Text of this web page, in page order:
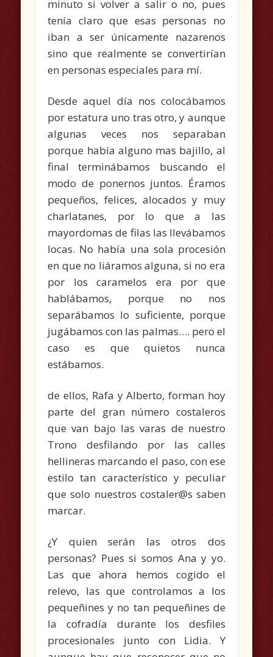
minuto si volver a salir o no, pues
tenía claro que esas personas no
iban a ser únicamente nazarenos
sino que realmente se convertirían
en personas especiales para mí.
Desde aquel día nos colocábamos
por estatura uno tras otro, y aunque
algunas veces nos separaban
porque había alguno mas bajillo, al
final terminábamos buscando el
modo de ponernos juntos. Éramos
pequeños, felices, alocados y muy
charlatanes, por lo que a las
mayordomas de filas las llevábamos
locas. No había una sola procesión
en que no liáramos alguna, si no era
por los caramelos era por que
hablábamos, porque no nos
separábamos lo suficiente, porque
jugábamos con las palmas…. pero el
caso es que quietos nunca
estábamos.
de ellos, Rafa y Alberto, forman hoy
parte del gran número costaleros
que van bajo las varas de nuestro
Trono desfilando por las calles
hellineras marcando el paso, con ese
estilo tan característico y peculiar
que solo nuestros costaler@s saben
marcar.
¿Y quien serán las otros dos
personas? Pues si somos Ana y yo.
Las que ahora hemos cogido el
relevo, las que controlamos a los
pequeñines y no tan pequeñines de
la cofradía durante los desfiles
procesionales junto con Lidia. Y